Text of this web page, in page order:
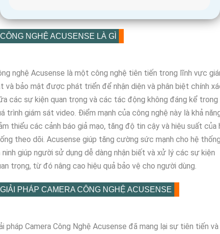
CÔNG NGHỆ ACUSENSE LÀ GÌ
nghệ Acusense là một công nghệ tiên tiến trong lĩnh vực
và bảo mật được phát triển để nhận diện và phân biệt chính
các sự kiện quan trọng và các tác động không đáng kể trong
trình giám sát video. Điểm mạnh của công nghệ này là khả
thiểu các cảnh báo giả mạo, tăng độ tin cậy và hiệu suất của
theo dõi. Acusense giúp tăng cường sức mạnh cho hệ
ninh giúp người sử dụng dễ dàng nhận biết và xử lý các sự kiện
trọng, từ đó nâng cao hiệu quả bảo vệ cho người dùng.
GIẢI PHÁP CAMERA CÔNG NGHỆ ACUSENSE
pháp Camera Công Nghệ Acusense đã mang lại sự tiên tiến và